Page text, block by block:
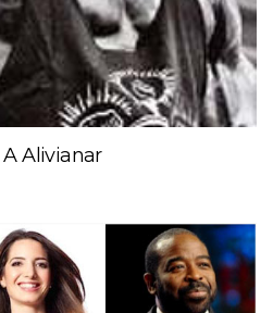
A Alivianar